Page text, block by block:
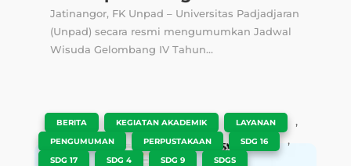
Jatinangor, FK Unpad – Universitas Padjadjaran
(Unpad) secara resmi mengumumkan Jadwal
Wisuda Gelombang IV Tahun...
BERITA KEGIATAN AKADEMIK LAYANAN ,
PENGUMUMAN PERPUSTAKAAN SDG 16 ,
SDG 17 SDG 4 SDG 9 SDGS